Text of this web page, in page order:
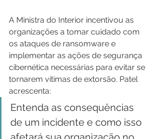
A Ministra do Interior incentivou as
organizações a tomar cuidado com
os ataques de ransomware e
implementar as ações de segurança
cibernética necessárias para evitar se
tornarem vítimas de extorsão. Patel
acrescenta:
Entenda as consequências
de um incidente e como isso